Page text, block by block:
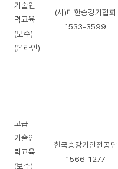
기술인
력교육
(보수)
(온라인)
(사)대한승강기협회
1533-3599
고급
기술인
력교육
(보수)
한국승강기안전공단
1566-1277